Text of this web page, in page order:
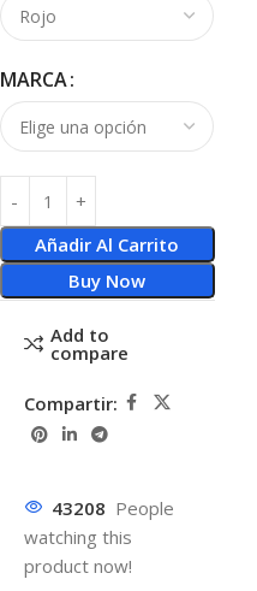
MARCA
Añadir Al Carrito
Buy Now
Add to
compare
Compartir:
43208 People
watching this
product now!